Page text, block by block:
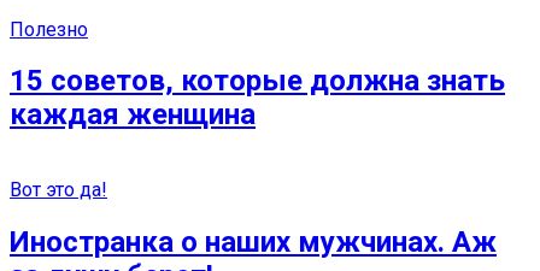
Полезно
15 советов, которые должна знать
каждая женщина
Вот это да!
Иностранка о наших мужчинах. Аж